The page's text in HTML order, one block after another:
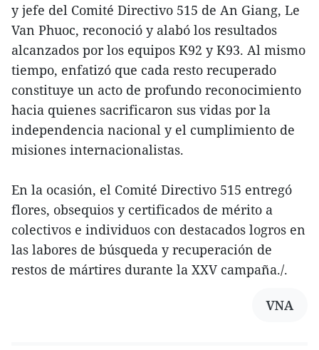
y jefe del Comité Directivo 515 de An Giang, Le
Van Phuoc, reconoció y alabó los resultados
alcanzados por los equipos K92 y K93. Al mismo
tiempo, enfatizó que cada resto recuperado
constituye un acto de profundo reconocimiento
hacia quienes sacrificaron sus vidas por la
independencia nacional y el cumplimiento de
misiones internacionalistas.
En la ocasión, el Comité Directivo 515 entregó
flores, obsequios y certificados de mérito a
colectivos e individuos con destacados logros en
las labores de búsqueda y recuperación de
restos de mártires durante la XXV campaña./.
VNA